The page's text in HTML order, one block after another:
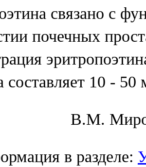
связано с
почечных
составляет 10 -
В.М.
в разделе: